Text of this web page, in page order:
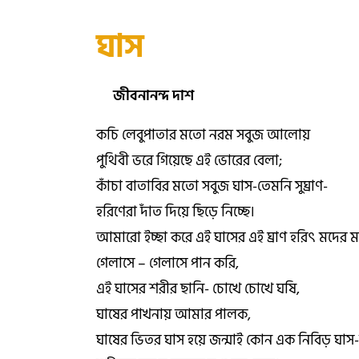
ঘাস
জীবনানন্দ দাশ
কচি লেবুপাতার মতো নরম সবুজ আলোয়
পুথিবী ভরে গিয়েছে এই ভোরের বেলা;
কাঁচা বাতাবির মতো সবুজ ঘাস-তেমনি সুঘ্রাণ-
হরিণেরা দাঁত দিয়ে ছিড়ে নিচ্ছে।
আমারো ইচ্ছা করে এই ঘাসের এই ঘ্রাণ হরিৎ মদের
গেলাসে – গেলাসে পান করি,
এই ঘাসের শরীর ছানি- চোখে চোখে ঘষি,
ঘাষের পাখনায় আমার পালক,
ঘাষের ভিতর ঘাস হয়ে জন্মাই কোন এক নিবিড়